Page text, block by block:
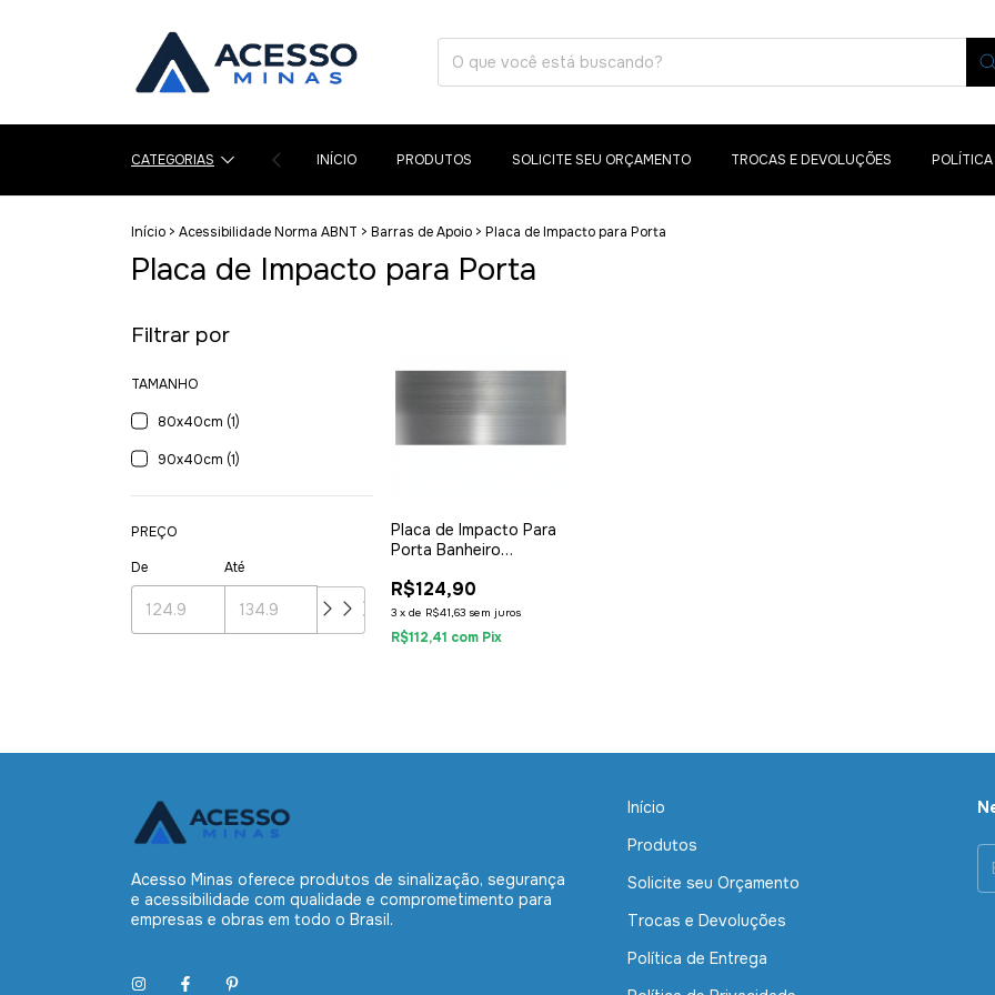
CATEGORIAS INÍCIO PRODUTOS SOLICITE SEU ORÇAMENTO TROCAS E DEVOLUÇÕES POLÍTICA
Início > Acessibilidade Norma ABNT > Barras de Apoio > Placa de Impacto para Porta
Placa de Impacto para Porta
Filtrar por
TAMANHO
80x40cm (1)
90x40cm (1)
PREÇO
De
Até
Placa de Impacto Para
Porta Banheiro
9050
R$124,90
3 xde R$41,63 sem juros
R$112,41 com Pix
Acesso Minas oferece produtos de sinalização, segurança
e acessibilidade com qualidade e comprometimento para
empresas e obras em todo o Brasil.
Início
Produtos
Solicite seu Orçamento
Trocas e Devoluções
Política de Entrega